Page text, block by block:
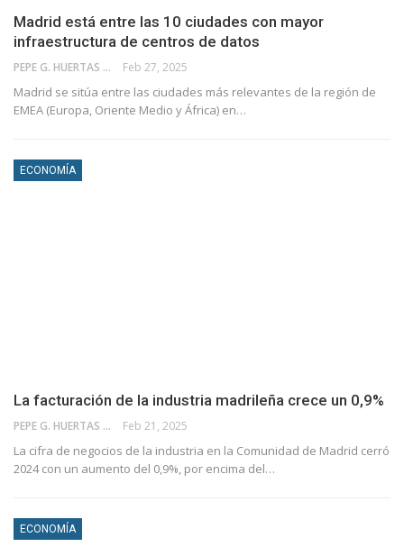
Madrid está entre las 10 ciudades con mayor
infraestructura de centros de datos
PEPE G. HUERTAS Feb 27, 2025
Madrid se sitúa entre las ciudades más relevantes de la región de
EMEA (Europa, Oriente Medio y África) en…
ECONOMÍA
La facturación de la industria madrileña crece un 0,9%
PEPE G. HUERTAS Feb 21, 2025
La cifra de negocios de la industria en la Comunidad de Madrid cerró
2024 con un aumento del 0,9%, por encima del…
ECONOMÍA